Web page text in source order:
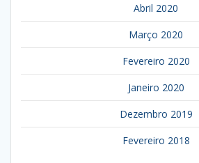
Abril 2020
Março 2020
Fevereiro 2020
Janeiro 2020
Dezembro 2019
Fevereiro 2018